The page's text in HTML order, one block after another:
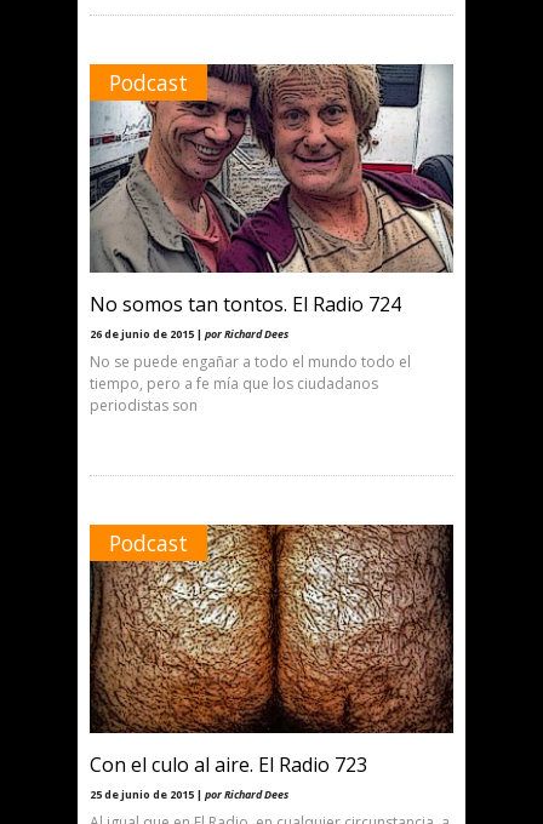
Podcast
No somos tan tontos. El Radio 724
26 de junio de 2015 | por Richard Dees
No se puede engañar a todo el mundo todo el
tiempo, pero a fe mía que los ciudadanos
periodistas son
Podcast
Con el culo al aire. El Radio 723
25 de junio de 2015 | por Richard Dees